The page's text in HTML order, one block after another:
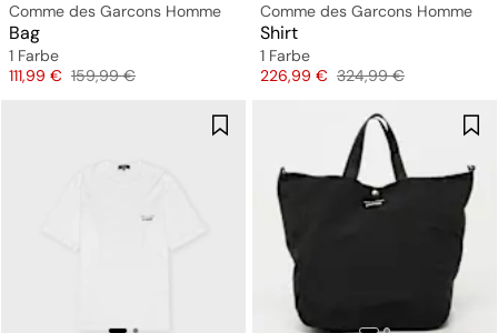
Comme des Garcons Homme
Bag
1 Farbe
Preis
111,99 € Originalpreis
159,99 €
Comme des Garcons Homme
Shirt
1 Farbe
Preis
226,99 € Originalpreis
324,99 €